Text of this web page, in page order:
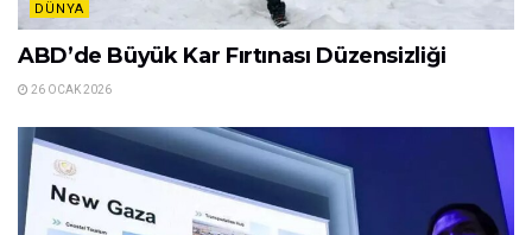
DÜNYA
ABD’de Büyük Kar Fırtınası Düzensizliği
26 OCAK 2026